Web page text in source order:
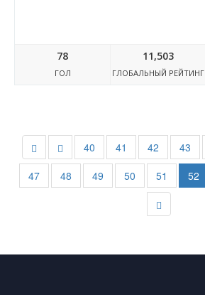
78
ГОЛ
11,503
ГЛОБАЛЬНЫЙ РЕЙТИНГ
40 41 42 43
47
48 49 50 51 52